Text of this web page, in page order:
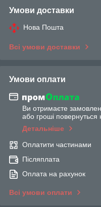
Умови доставки
Нова Пошта
Всі умови доставки
Умови оплати
Ви отримаєте
або гроші повернуться
Детальніше
Оплатити частинами
Післяплата
Оплата на рахунок
Всі умови оплати